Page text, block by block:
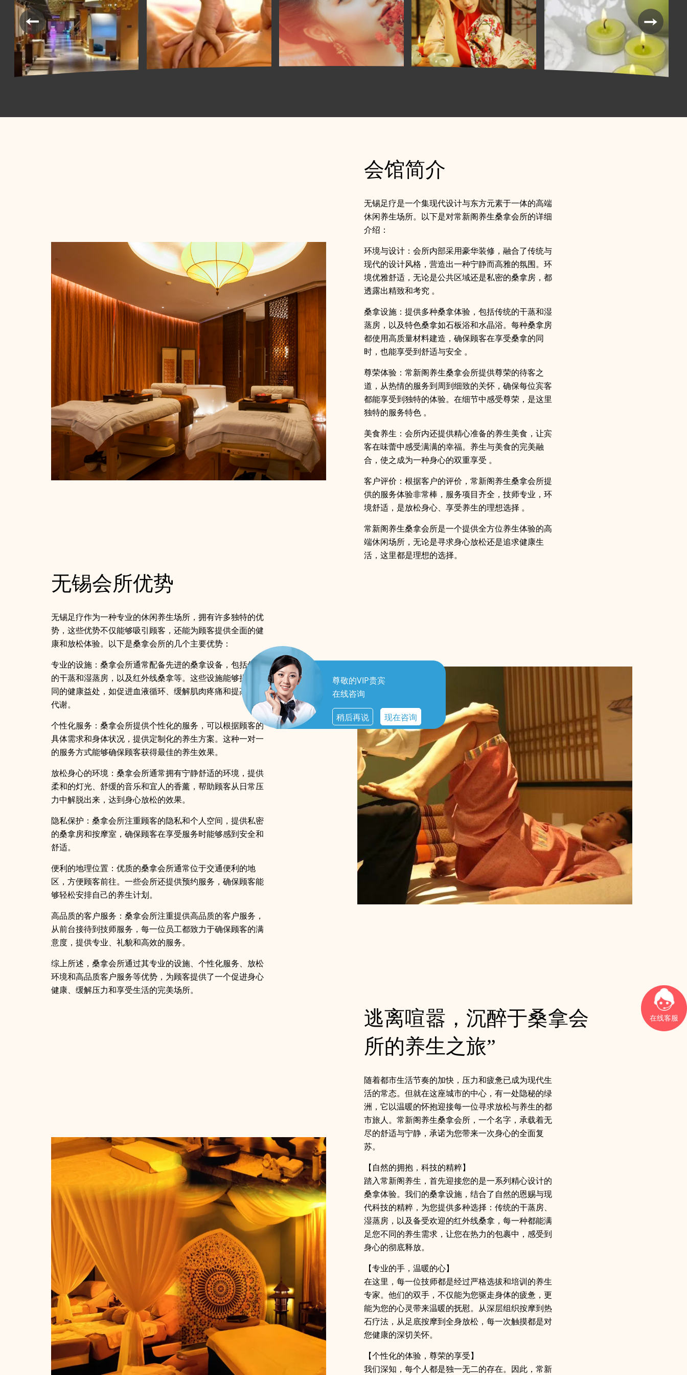
尊敬的VIP贵宾
在线咨询
稍后再说 现在咨询
在线客服
会馆简介
无锡足疗是一个集现代设计与东方元素于一体的高端
休闲养生场所。以下是对常新阁养生桑拿会所的详细
介绍：
环境与设计：会所内部采用豪华装修，融合了传统与
现代的设计风格，营造出一种宁静而高雅的氛围。环
境优雅舒适，无论是公共区域还是私密的桑拿房，都
透露出精致和考究 。
桑拿设施：提供多种桑拿体验，包括传统的干蒸和湿
蒸房，以及特色桑拿如石板浴和水晶浴。每种桑拿房
都使用高质量材料建造，确保顾客在享受桑拿的同
时，也能享受到舒适与安全 。
尊荣体验：常新阁养生桑拿会所提供尊荣的待客之
道，从热情的服务到周到细致的关怀，确保每位宾客
都能享受到独特的体验。在细节中感受尊荣，是这里
独特的服务特色 。
美食养生：会所内还提供精心准备的养生美食，让宾
客在味蕾中感受满满的幸福。养生与美食的完美融
合，使之成为一种身心的双重享受 。
客户评价：根据客户的评价，常新阁养生桑拿会所提
供的服务体验非常棒，服务项目齐全，技师专业，环
境舒适，是放松身心、享受养生的理想选择 。
常新阁养生桑拿会所是一个提供全方位养生体验的高
端休闲场所，无论是寻求身心放松还是追求健康生
活，这里都是理想的选择。
无锡会所优势
无锡足疗作为一种专业的休闲养生场所，拥有许多独特的优
势，这些优势不仅能够吸引顾客，还能为顾客提供全面的健
康和放松体验。以下是桑拿会所的几个主要优势：
专业的设施：桑拿会所通常配备先进的桑拿设备，包括传统
的干蒸和湿蒸房，以及红外线桑拿等。这些设施能够提供不
同的健康益处，如促进血液循环、缓解肌肉疼痛和提高身体
代谢。
个性化服务：桑拿会所提供个性化的服务，可以根据顾客的
具体需求和身体状况，提供定制化的养生方案。这种一对一
的服务方式能够确保顾客获得最佳的养生效果。
放松身心的环境：桑拿会所通常拥有宁静舒适的环境，提供
柔和的灯光、舒缓的音乐和宜人的香薰，帮助顾客从日常压
力中解脱出来，达到身心放松的效果。
隐私保护：桑拿会所注重顾客的隐私和个人空间，提供私密
的桑拿房和按摩室，确保顾客在享受服务时能够感到安全和
舒适。
便利的地理位置：优质的桑拿会所通常位于交通便利的地
区，方便顾客前往。一些会所还提供预约服务，确保顾客能
够轻松安排自己的养生计划。
高品质的客户服务：桑拿会所注重提供高品质的客户服务，
从前台接待到技师服务，每一位员工都致力于确保顾客的满
意度，提供专业、礼貌和高效的服务。
综上所述，桑拿会所通过其专业的设施、个性化服务、放松
环境和高品质客户服务等优势，为顾客提供了一个促进身心
健康、缓解压力和享受生活的完美场所。
逃离喧嚣，沉醉于桑拿会
所的养生之旅”
随着都市生活节奏的加快，压力和疲惫已成为现代生
活的常态。但就在这座城市的中心，有一处隐秘的绿
洲，它以温暖的怀抱迎接每一位寻求放松与养生的都
市旅人。常新阁养生桑拿会所，一个名字，承载着无
尽的舒适与宁静，承诺为您带来一次身心的全面复
苏。
【自然的拥抱，科技的精粹】
踏入常新阁养生，首先迎接您的是一系列精心设计的
桑拿体验。我们的桑拿设施，结合了自然的恩赐与现
代科技的精粹，为您提供多种选择：传统的干蒸房、
湿蒸房，以及备受欢迎的红外线桑拿，每一种都能满
足您不同的养生需求，让您在热力的包裹中，感受到
身心的彻底释放。
【专业的手，温暖的心】
在这里，每一位技师都是经过严格选拔和培训的养生
专家。他们的双手，不仅能为您驱走身体的疲惫，更
能为您的心灵带来温暖的抚慰。从深层组织按摩到热
石疗法，从足底按摩到全身放松，每一次触摸都是对
您健康的深切关怀。
【个性化的体验，尊荣的享受】
我们深知，每个人都是独一无二的存在。因此，常新